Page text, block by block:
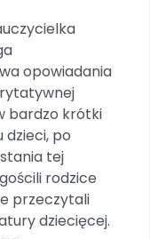
opowiadania
bardzo krótki
dzieci, po
tej
rodzice
przeczytali
dziecięcej.